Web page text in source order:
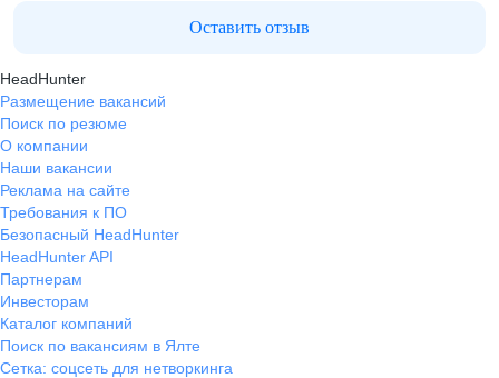
Оставить отзыв
HeadHunter
Размещение вакансий
Поиск по резюме
О компании
Наши вакансии
Реклама на сайте
Требования к ПО
Безопасный HeadHunter
HeadHunter API
Партнерам
Инвесторам
Каталог компаний
Поиск по вакансиям в Ялте
Сетка: соцсеть для нетворкинга